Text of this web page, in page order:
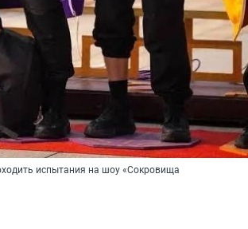
испытания на шоу «Сокровища